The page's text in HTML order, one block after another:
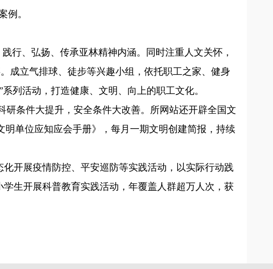
例。
行、弘扬、传承亚林精神内涵。同时注重人文关怀，
成立气排球、徒步等兴趣小组，依托职工之家、健身
列活动，打造健康、文明、向上的职工文化。
条件大提升，安全条件大改善。所网站还开辟全国文
单位应知应会手册》，每月一期文明创建简报，持续
开展疫情防控、平安巡防等实践活动，以实际行动践
生开展科普教育实践活动，年覆盖人群超万人次，获